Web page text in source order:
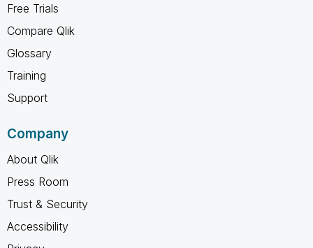
Free Trials
Compare Qlik
Glossary
Training
Support
Company
About Qlik
Press Room
Trust & Security
Accessibility